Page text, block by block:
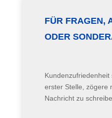
FÜR FRAGEN,
ODER
Kundenzufriedenheit
erster Stelle, zögere
Nachricht zu